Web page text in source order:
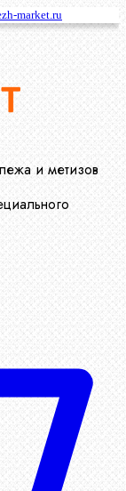
market.ru
и метизов